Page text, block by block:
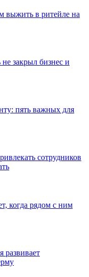
выжить в ритейле на
закрыл бизнес и
пять важных для
сотрудников
когда рядом с ним
развивает